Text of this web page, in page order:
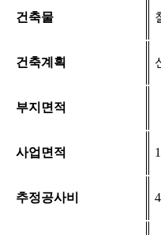
건축물
건축계획
부지면적
사업면적
추정공사비